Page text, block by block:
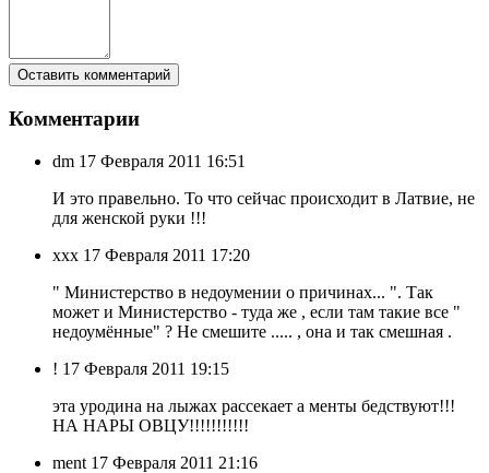
Комментарии
dm 17 Февраля 2011 16:51
И это правельно. То что сейчас происходит в Латвие, не
для женской руки !!!
ххх 17 Февраля 2011 17:20
" Министерство в недоумении о причинах... ". Так
может и Министерство - туда же , если там такие все "
недоумённые" ? Не смешите ..... , она и так смешная .
! 17 Февраля 2011 19:15
эта уродина на лыжах рассекает а менты бедствуют!!!
НА НАРЫ ОВЦУ!!!!!!!!!!!
ment 17 Февраля 2011 21:16